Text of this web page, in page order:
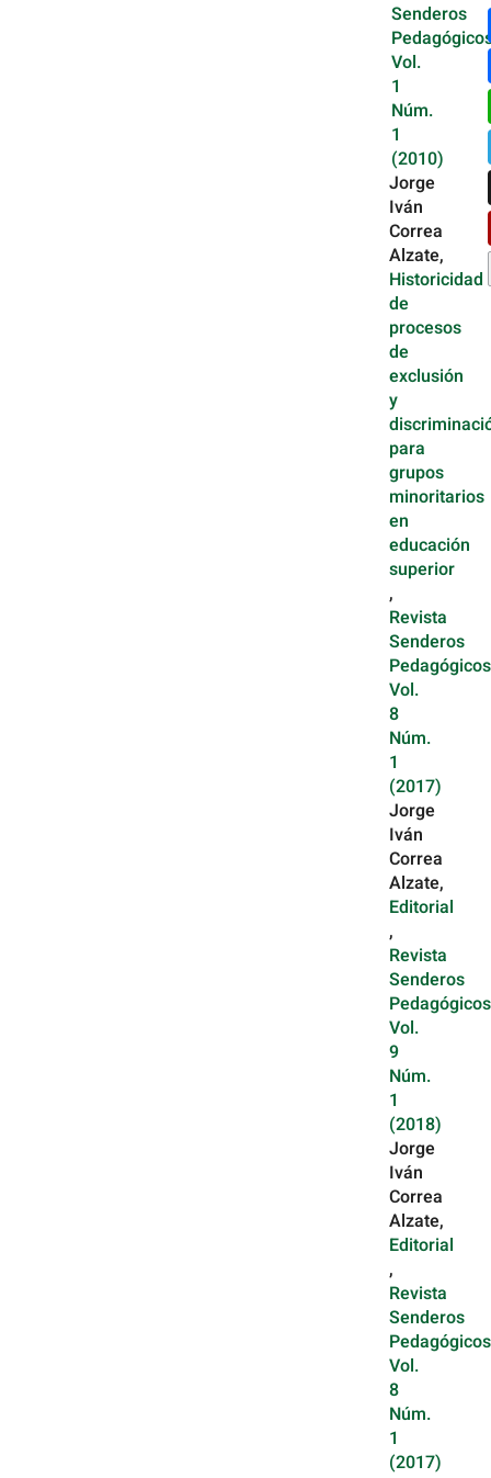
Senderos
Vol.
1
Núm.
1
(2010)
Jorge
Iván
Correa
Alzate,
Historicidad
de
procesos
de
exclusión
y
para
grupos
minoritarios
en
educación
superior
,
Revista
Senderos
Vol.
8
Núm.
1
(2017)
Jorge
Iván
Correa
Alzate,
Editorial
,
Revista
Senderos
Vol.
9
Núm.
1
(2018)
Jorge
Iván
Correa
Alzate,
Editorial
,
Revista
Senderos
Vol.
8
Núm.
1
(2017)